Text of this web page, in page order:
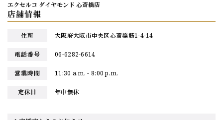
エクセルコ ダイヤモンド 心斎橋店
店舗情報
住所 大阪府大阪市中央区心斎橋筋1-4-14
電話番号 06-6282-6614
営業時間 11:30 a.m. - 8:00 p.m.
定休日 年中無休